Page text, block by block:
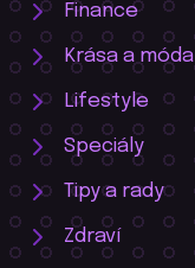
Finance
Krása a móda
Lifestyle
Speciály
Tipy a rady
Zdraví